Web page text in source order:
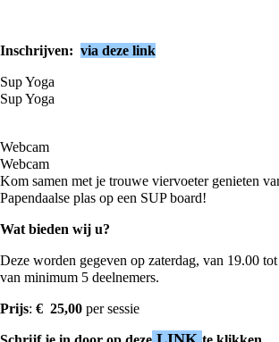
Inschrijven: via deze link
Sup Yoga
Sup Yoga
Webcam
Webcam
Kom samen met je trouwe viervoeter genieten
Papendaalse plas op een SUP board!
Wat bieden wij u?
Deze worden gegeven op zaterdag, van 19.00
van minimum 5 deelnemers.
Prijs: € 25,00 per sessie